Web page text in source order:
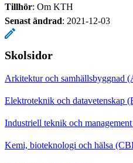
Tillhör: Om KTH
Senast ändrad: 2021-12-03
Skolsidor
Arkitektur och samhällsbyggnad
Elektroteknik och datavetenskap
Industriell teknik och
Kemi, bioteknologi och hälsa